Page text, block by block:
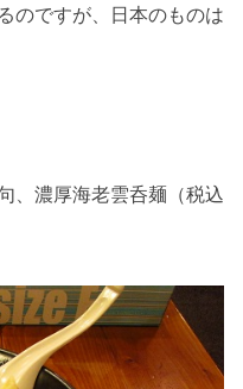
のですが、日本のものは
、濃厚海老雲呑麺（税込